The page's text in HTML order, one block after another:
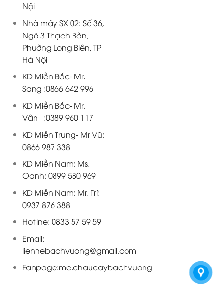
Nội
Nhà máy SX 02: Số 36,
Ngõ 3 Thạch Bàn,
Phường Long Biên, TP
Hà Nội
KD Miền Bắc- Mr.
Sang :0866 642 996
KD Miền Bắc- Mr.
Vân :0389 960 117
KD Miền Trung- Mr Vũ:
0866 987 338
KD Miền Nam: Ms.
Oanh: 0899 580 969
KD Miền Nam: Mr. Trí:
0937 876 388
Hotline: 0833 57 59 59
Email:
lienhebachvuong@gmail.com
Fanpage:me.chaucaybachvuong